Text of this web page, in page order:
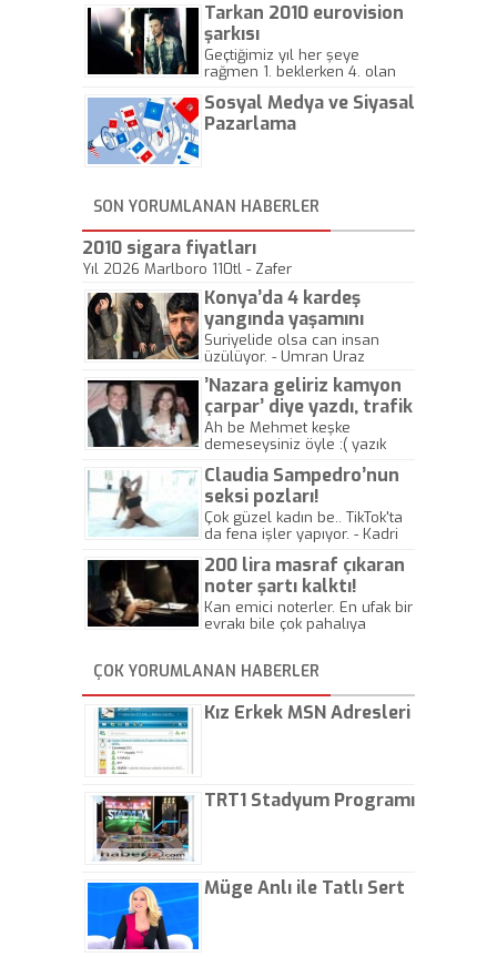
Tarkan 2010 eurovision
şarkısı
Geçtiğimiz yıl her şeye
rağmen 1. beklerken 4. olan
gösterisinin bu yarışmada
önemli olmadığını anlamıştır.
Sosyal Medya ve Siyasal
Pazarlama
SON YORUMLANAN HABERLER
2010 sigara fiyatları
Yıl 2026 Marlboro 110tl - Zafer
Konya’da 4 kardeş
yangında yaşamını
yitirdi
Suriyelide olsa can insan
üzülüyor. - Umran Uraz
’Nazara geliriz kamyon
çarpar’ diye yazdı, trafik
kazasında öldü!
Ah be Mehmet keşke
demeseysiniz öyle :( yazık
Claudia Sampedro’nun
seksi pozları!
Çok güzel kadın be.. TikTok'ta
da fena işler yapıyor. - Kadri
200 lira masraf çıkaran
noter şartı kalktı!
Kan emici noterler. En ufak bir
evrakı bile çok pahalıya
kaptırıyorsunuz. - Kayhan
Gezenti
ÇOK YORUMLANAN HABERLER
Kız Erkek MSN Adresleri
TRT1 Stadyum Programı
Müge Anlı ile Tatlı Sert